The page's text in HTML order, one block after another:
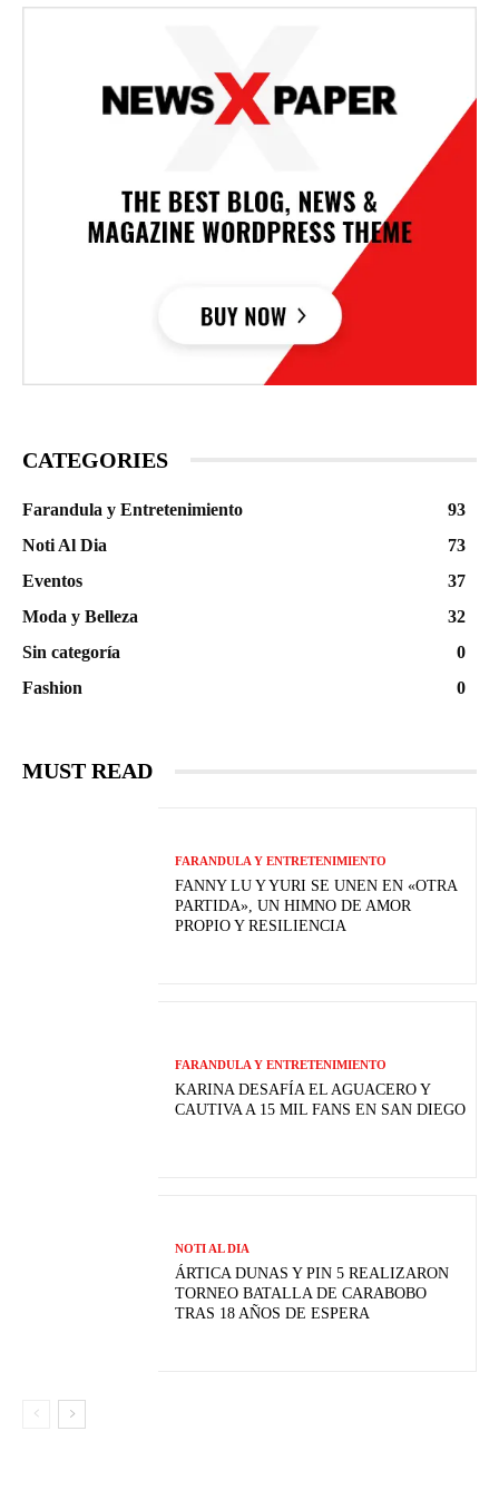
CATEGORIES
Farandula y Entretenimiento
93
Noti Al Dia
73
Eventos
37
Moda y Belleza
32
Sin categoría
0
Fashion
0
MUST READ
FARANDULA Y ENTRETENIMIENTO
FANNY LU Y YURI SE UNEN EN «OTRA
PARTIDA», UN HIMNO DE AMOR
PROPIO Y RESILIENCIA
FARANDULA Y ENTRETENIMIENTO
KARINA DESAFÍA EL AGUACERO Y
CAUTIVA A 15 MIL FANS EN SAN DIEGO
NOTI AL DIA
ÁRTICA DUNAS Y PIN 5 REALIZARON
TORNEO BATALLA DE CARABOBO
TRAS 18 AÑOS DE ESPERA